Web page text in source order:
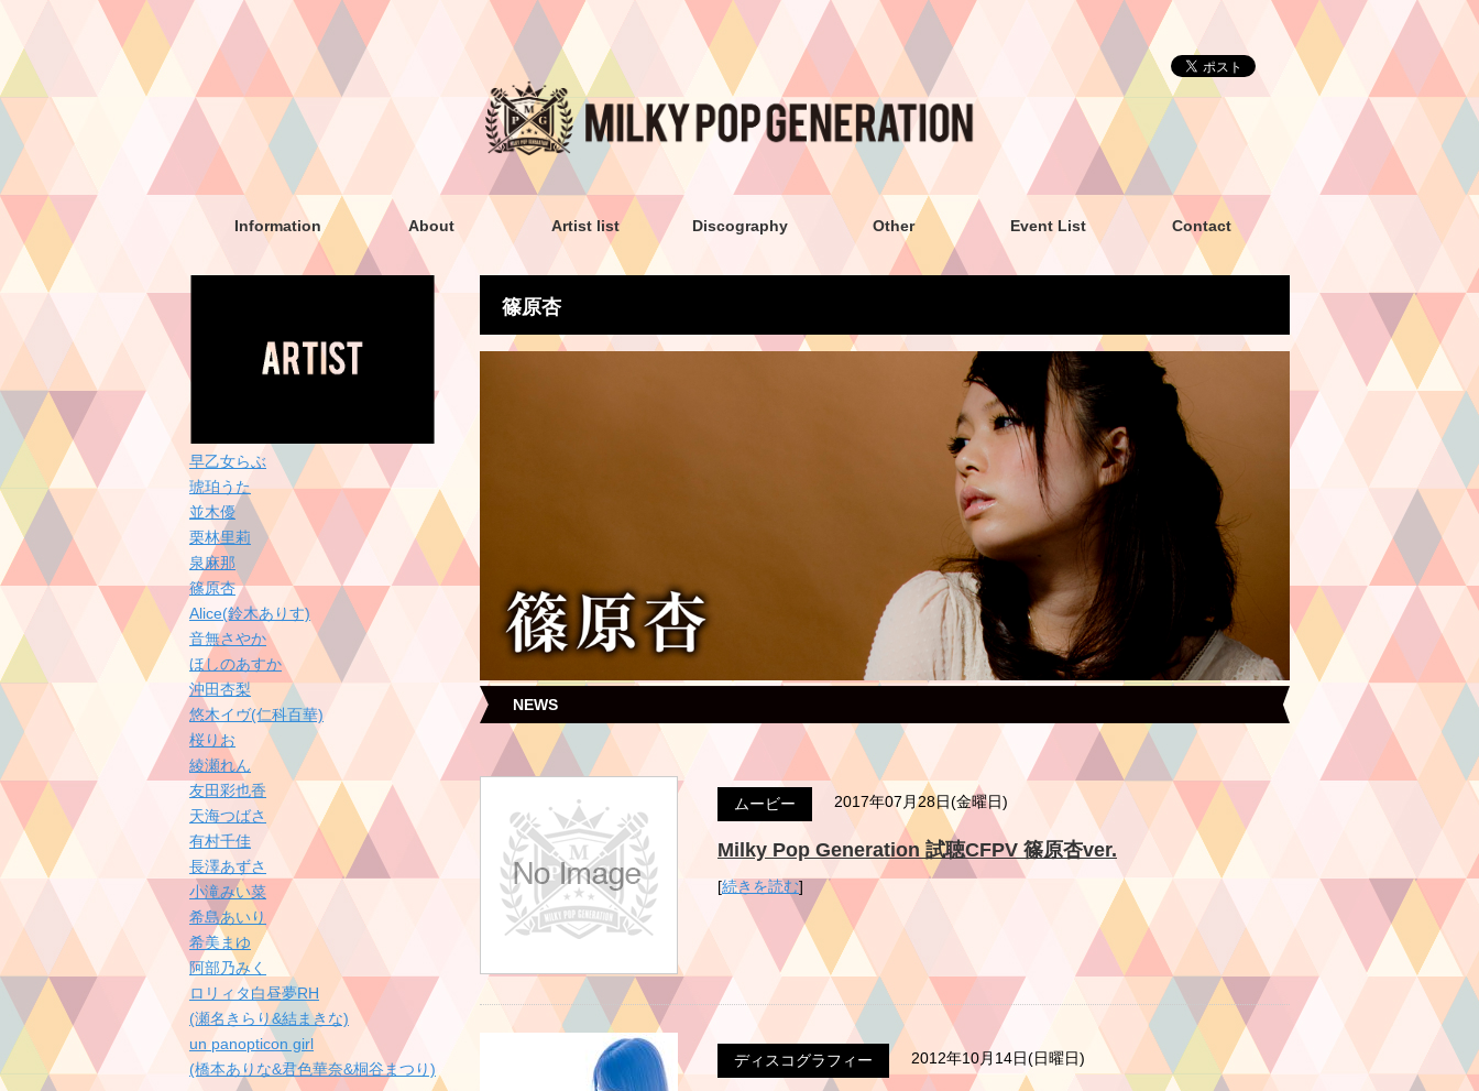
Information About Artist list Discography Other Event List Contact
篠原杏
NEWS
ムービー 2017年07月28日(金曜日)
Milky Pop Generation 試聴CFPV 篠原杏ver.
[続きを読む]
ディスコグラフィー 2012年10月14日(日曜日)
早乙女らぶ
琥珀うた
並木優
栗林里莉
泉麻那
篠原杏
Alice(鈴木ありす)
音無さやか
ほしのあすか
沖田杏梨
悠木イヴ(仁科百華)
桜りお
綾瀬れん
友田彩也香
天海つばさ
有村千佳
長澤あずさ
小滝みい菜
希島あいり
希美まゆ
阿部乃みく
ロリィタ白昼夢RH
(瀬名きらり&結まきな)
un panopticon girl
(橋本ありな&君色華奈&桐谷まつり)